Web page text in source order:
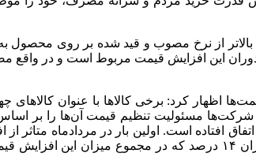
بالاتر از نرخ مصوب و قید شده بر روی
این افزایش قیمت مربوط است و در واقع
اظهار کرد: برخی کالاها با عنوان
مسئولیت تنظیم قیمت آن‌ها را بر اساس
افتاده است. اولین بار در مردادماه متاثر